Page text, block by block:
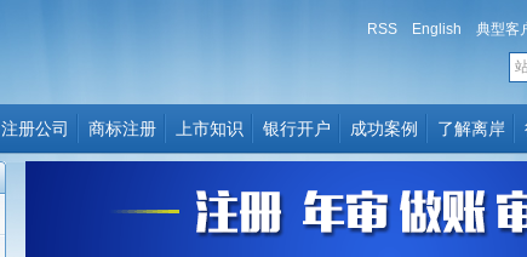
RSS English 典型客
注册公司 商标注册 上市知识 银行开户 成功案例 了解离岸